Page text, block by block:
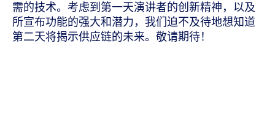
需的技术。考虑到第一天演讲者的创新精神，以及
所宣布功能的强大和潜力，我们迫不及待地想知道
第二天将揭示供应链的未来。敬请期待！